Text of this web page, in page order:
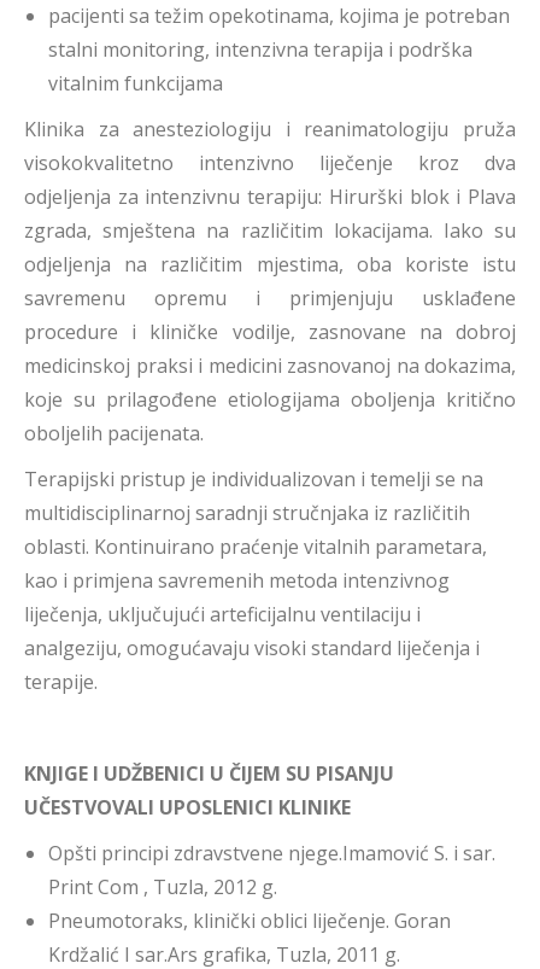
pacijenti sa težim opekotinama, kojima je potreban
stalni monitoring, intenzivna terapija i podrška
vitalnim funkcijama
Klinika za anesteziologiju i reanimatologiju pruža
visokokvalitetno intenzivno liječenje kroz dva
odjeljenja za intenzivnu terapiju: Hirurški blok i Plava
zgrada, smještena na različitim lokacijama. Iako su
odjeljenja na različitim mjestima, oba koriste istu
savremenu opremu i primjenjuju usklađene
procedure i kliničke vodilje, zasnovane na dobroj
medicinskoj praksi i medicini zasnovanoj na dokazima,
koje su prilagođene etiologijama oboljenja kritično
oboljelih pacijenata.
Terapijski pristup je individualizovan i temelji se na
multidisciplinarnoj saradnji stručnjaka iz različitih
oblasti. Kontinuirano praćenje vitalnih parametara,
kao i primjena savremenih metoda intenzivnog
liječenja, uključujući arteficijalnu ventilaciju i
analgeziju, omogućavaju visoki standard liječenja i
terapije.
KNJIGE I UDŽBENICI U ČIJEM SU PISANJU
UČESTVOVALI UPOSLENICI KLINIKE
Opšti principi zdravstvene njege.Imamović S. i sar.
Print Com , Tuzla, 2012 g.
Pneumotoraks, klinički oblici liječenje. Goran
Krdžalić I sar.Ars grafika, Tuzla, 2011 g.